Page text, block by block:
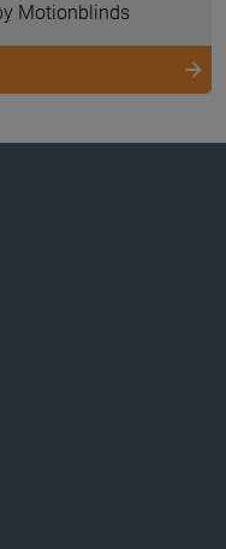
Motionblinds